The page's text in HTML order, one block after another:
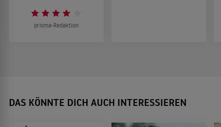
prisma-Redaktion
DAS KÖNNTE DICH AUCH INTERESSIEREN